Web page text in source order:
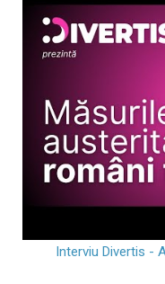
Interviu Divertis -